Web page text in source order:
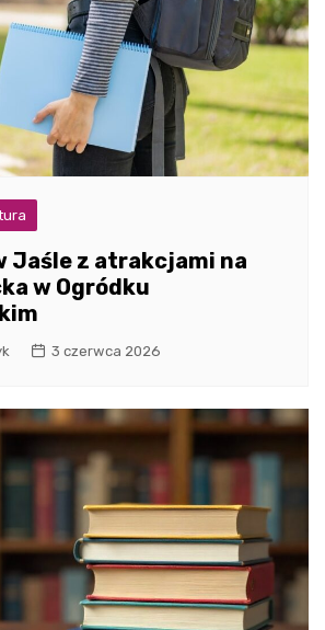
Jaśle z atrakcjami na
w Ogródku
3 czerwca 2026